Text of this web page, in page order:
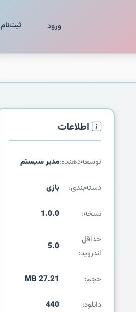
ورود ثبت‌نام
اطلاعات
توسعه‌دهنده:مدیر سیستم
دسته‌بندی: بازی
نسخه: 1.0.0
حداقل
اندروید:
5.0
حجم: 27.21 MB
دانلود: 440